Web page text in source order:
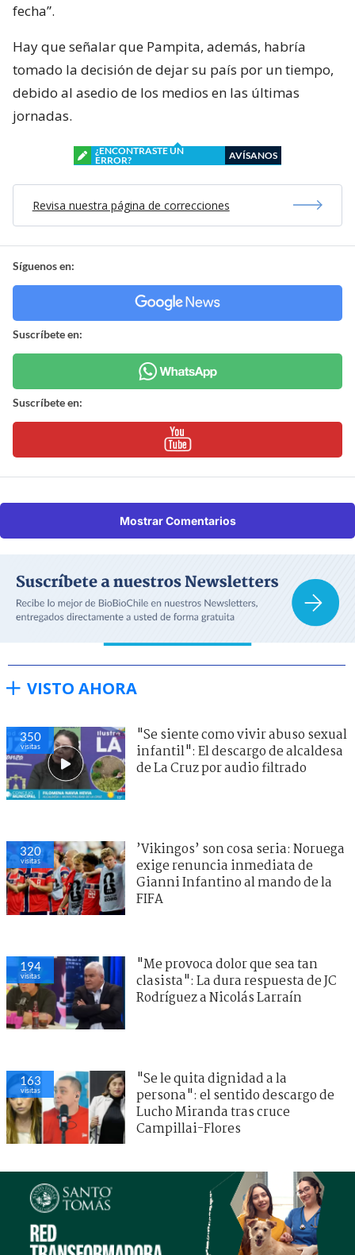
fecha”.
Hay que señalar que Pampita, además, habría
tomado la decisión de dejar su país por un tiempo,
debido al asedio de los medios en las últimas
jornadas.
¿ENCONTRASTE UN
ERROR?
AVÍSANOS
Revisa nuestra página de correcciones
Síguenos en:
Suscríbete en:
Suscríbete en:
Mostrar Comentarios
VISTO AHORA
350
visitas
"Se siente como vivir abuso sexual
infantil": El descargo de alcaldesa
de La Cruz por audio filtrado
320
visitas
’Vikingos’ son cosa seria: Noruega
exige renuncia inmediata de
Gianni Infantino al mando de la
FIFA
194
visitas
"Me provoca dolor que sea tan
clasista": La dura respuesta de JC
Rodríguez a Nicolás Larraín
163
visitas
"Se le quita dignidad a la
persona": el sentido descargo de
Lucho Miranda tras cruce
Campillai-Flores